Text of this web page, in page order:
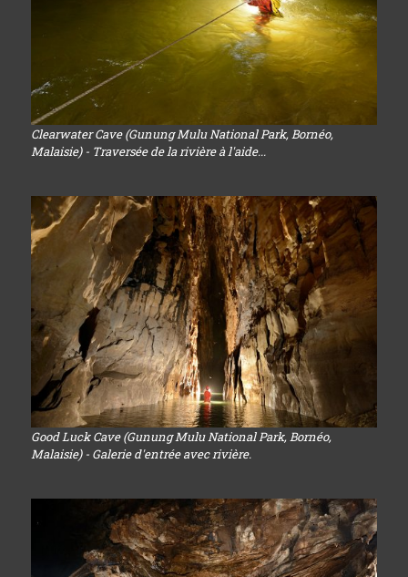
Clearwater Cave (Gunung Mulu National Park, Bornéo,
Malaisie) - Traversée de la rivière à l'aide...
Good Luck Cave (Gunung Mulu National Park, Bornéo,
Malaisie) - Galerie d'entrée avec rivière.